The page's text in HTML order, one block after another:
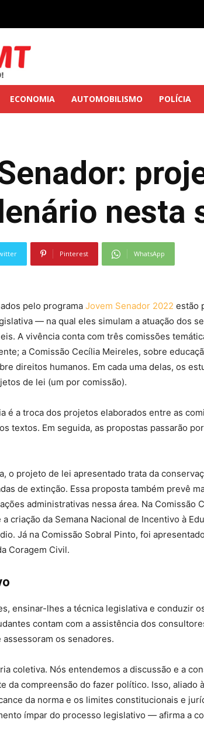
ECONOMIA AUTOMOBILISMO POLÍCIA
nesta
Pinterest WhatsApp
pelo programa Jovem Senador 2022 estão
— na qual eles simulam a atuação dos
A vivência conta com três comissões
a Comissão Cecília Meireles, sobre
direitos humanos. Em cada uma delas, os
de lei (um por comissão).
é a troca dos projetos elaborados entre as
textos. Em seguida, as propostas passarão
o projeto de lei apresentado trata da
de extinção. Essa proposta também prevê
administrativas nessa área. Na Comissão
criação da Semana Nacional de Incentivo à
Já na Comissão Sobral Pinto, foi
Coragem Civil.
ensinar-lhes a técnica legislativa e conduzir
contam com a assistência dos
os senadores.
coletiva. Nós entendemos a discussão e a
da compreensão do fazer político. Isso, aliado
da norma e os limites constitucionais e
ímpar do processo legislativo — afirma a